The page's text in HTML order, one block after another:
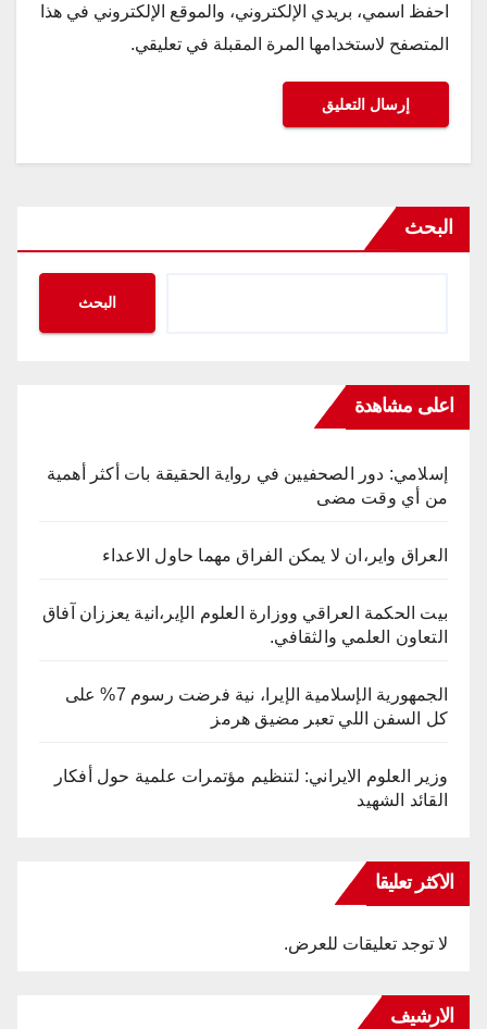
احفظ اسمي، بريدي الإلكتروني، والموقع الإلكتروني في هذا
المتصفح لاستخدامها المرة المقبلة في تعليقي.
البحث
البحث
اعلى مشاهدة
إسلامي: دور الصحفيين في رواية الحقيقة بات أكثر أهمية
من أي وقت مضى
العراق واير،ان لا يمكن الفراق مهما حاول الاعداء
بيت الحكمة العراقي ووزارة العلوم الإير،انية يعززان آفاق
التعاون العلمي والثقافي.
الجمهورية الإسلامية الإيرا، نية فرضت رسوم 7% على
كل السفن اللي تعبر مضيق هرمز
وزير العلوم الايراني: لتنظيم مؤتمرات علمية حول أفكار
القائد الشهيد
الاكثر تعليقا
لا توجد تعليقات للعرض.
الارشيف